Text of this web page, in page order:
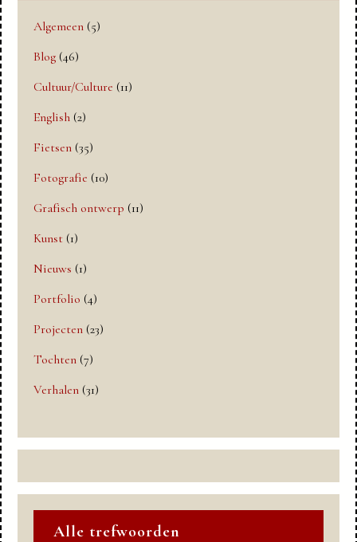
Algemeen (5)
Blog (46)
Cultuur/Culture (11)
English (2)
Fietsen (35)
Fotografie (10)
Grafisch ontwerp (11)
Kunst (1)
Nieuws (1)
Portfolio (4)
Projecten (23)
Tochten (7)
Verhalen (31)
Alle trefwoorden